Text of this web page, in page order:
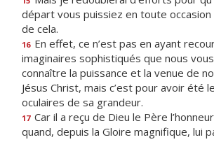
départ vous puissiez en toute
de cela.
16 En effet, ce n’est pas en ayant
imaginaires sophistiqués que nous
connaître la puissance et la venue de
Jésus Christ, mais c’est pour avoir été
oculaires de sa grandeur.
17 Car il a reçu de Dieu le Père
quand, depuis la Gloire magnifique, lui